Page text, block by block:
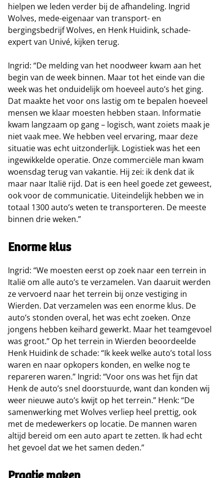
hielpen we leden verder bij de afhandeling. Ingrid
Wolves, mede-eigenaar van transport- en
bergingsbedrijf Wolves, en Henk Huidink, schade-
expert van Univé, kijken terug.
Ingrid: “De melding van het noodweer kwam aan het
begin van de week binnen. Maar tot het einde van die
week was het onduidelijk om hoeveel auto’s het ging.
Dat maakte het voor ons lastig om te bepalen hoeveel
mensen we klaar moesten hebben staan. Informatie
kwam langzaam op gang – logisch, want zoiets maak je
niet vaak mee. We hebben veel ervaring, maar deze
situatie was echt uitzonderlijk. Logistiek was het een
ingewikkelde operatie. Onze commerciële man kwam
woensdag terug van vakantie. Hij zei: ik denk dat ik
maar naar Italië rijd. Dat is een heel goede zet geweest,
ook voor de communicatie. Uiteindelijk hebben we in
totaal 1300 auto’s weten te transporteren. De meeste
binnen drie weken.”
Enorme klus
Ingrid: “We moesten eerst op zoek naar een terrein in
Italië om alle auto’s te verzamelen. Van daaruit werden
ze vervoerd naar het terrein bij onze vestiging in
Wierden. Dat verzamelen was een enorme klus. De
auto’s stonden overal, het was echt zoeken. Onze
jongens hebben keihard gewerkt. Maar het teamgevoel
was groot.” Op het terrein in Wierden beoordeelde
Henk Huidink de schade: “Ik keek welke auto’s total loss
waren en naar opkopers konden, en welke nog te
repareren waren.” Ingrid: “Voor ons was het fijn dat
Henk de auto’s snel doorstuurde, want dan konden wij
weer nieuwe auto’s kwijt op het terrein.” Henk: “De
samenwerking met Wolves verliep heel prettig, ook
met de medewerkers op locatie. De mannen waren
altijd bereid om een auto apart te zetten. Ik had echt
het gevoel dat we het samen deden.”